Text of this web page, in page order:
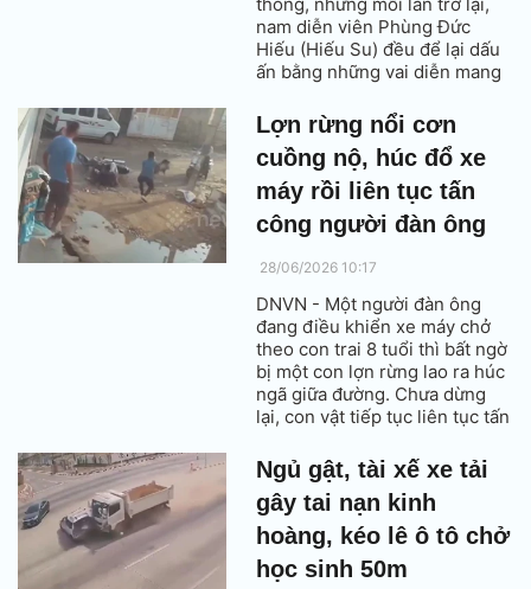
nam diễn viên Phùng Đức
Hiếu (Hiếu Su) đều để lại dấu
ấn bằng những vai diễn mang
Lợn rừng nổi cơn
cuồng nộ, húc đổ xe
máy rồi liên tục tấn
công người đàn ông
28/06/2026 10:17
DNVN - Một người đàn ông
đang điều khiển xe máy chở
theo con trai 8 tuổi thì bất ngờ
bị một con lợn rừng lao ra húc
ngã giữa đường. Chưa dừng
lại, con vật tiếp tục liên tục tấn
người dân xung quanh kịp thời
chạy tới giải cứu.
Ngủ gật, tài xế xe tải
gây tai nạn kinh
hoàng, kéo lê ô tô chở
học sinh 50m